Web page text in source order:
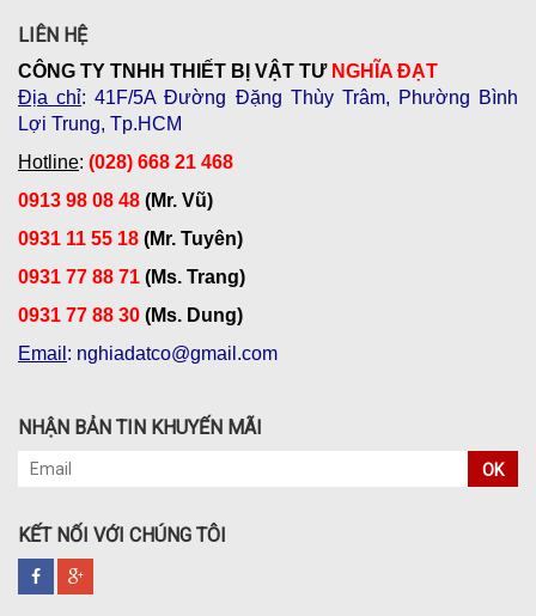
LIÊN HỆ
CÔNG TY TNHH THIẾT BỊ VẬT TƯ NGHĨA ĐẠT
Địa chỉ: 41F/5A Đường Đặng Thùy Trâm, Phường Bình
Lợi Trung, Tp.HCM
Hotline: (028) 668 21 468
0913 98 08 48 (Mr. Vũ)
0931 11 55 18 (Mr. Tuyên)
0931 77 88 71 (Ms. Trang)
0931 77 88 30 (Ms. Dung)
Email : nghiadatco@gmail.com
NHẬN BẢN TIN KHUYẾN MÃI
OK
KẾT NỐI VỚI CHÚNG TÔI